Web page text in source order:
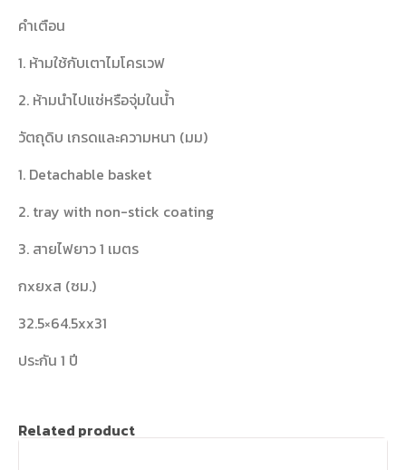
คำเตือน
1. ห้ามใช้กับเตาไมโครเวฟ
2. ห้ามนำไปแช่หรือจุ่มในน้ำ
วัตถุดิบ เกรดและความหนา (มม)
1. Detachable basket
2. tray with non-stick coating
3. สายไฟยาว 1 เมตร
กxยxส (ซม.)
32.5×64.5xx31
ประกัน 1 ปี
Related product